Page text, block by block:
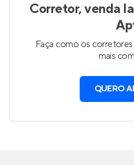
Corretor, venda
Faça como os
mais
QUERO